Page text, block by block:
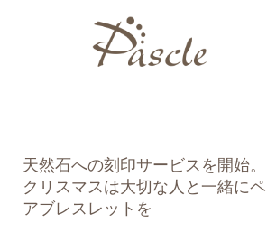
天然石への刻印サービスを開始。
クリスマスは大切な人と一緒にペ
アブレスレットを